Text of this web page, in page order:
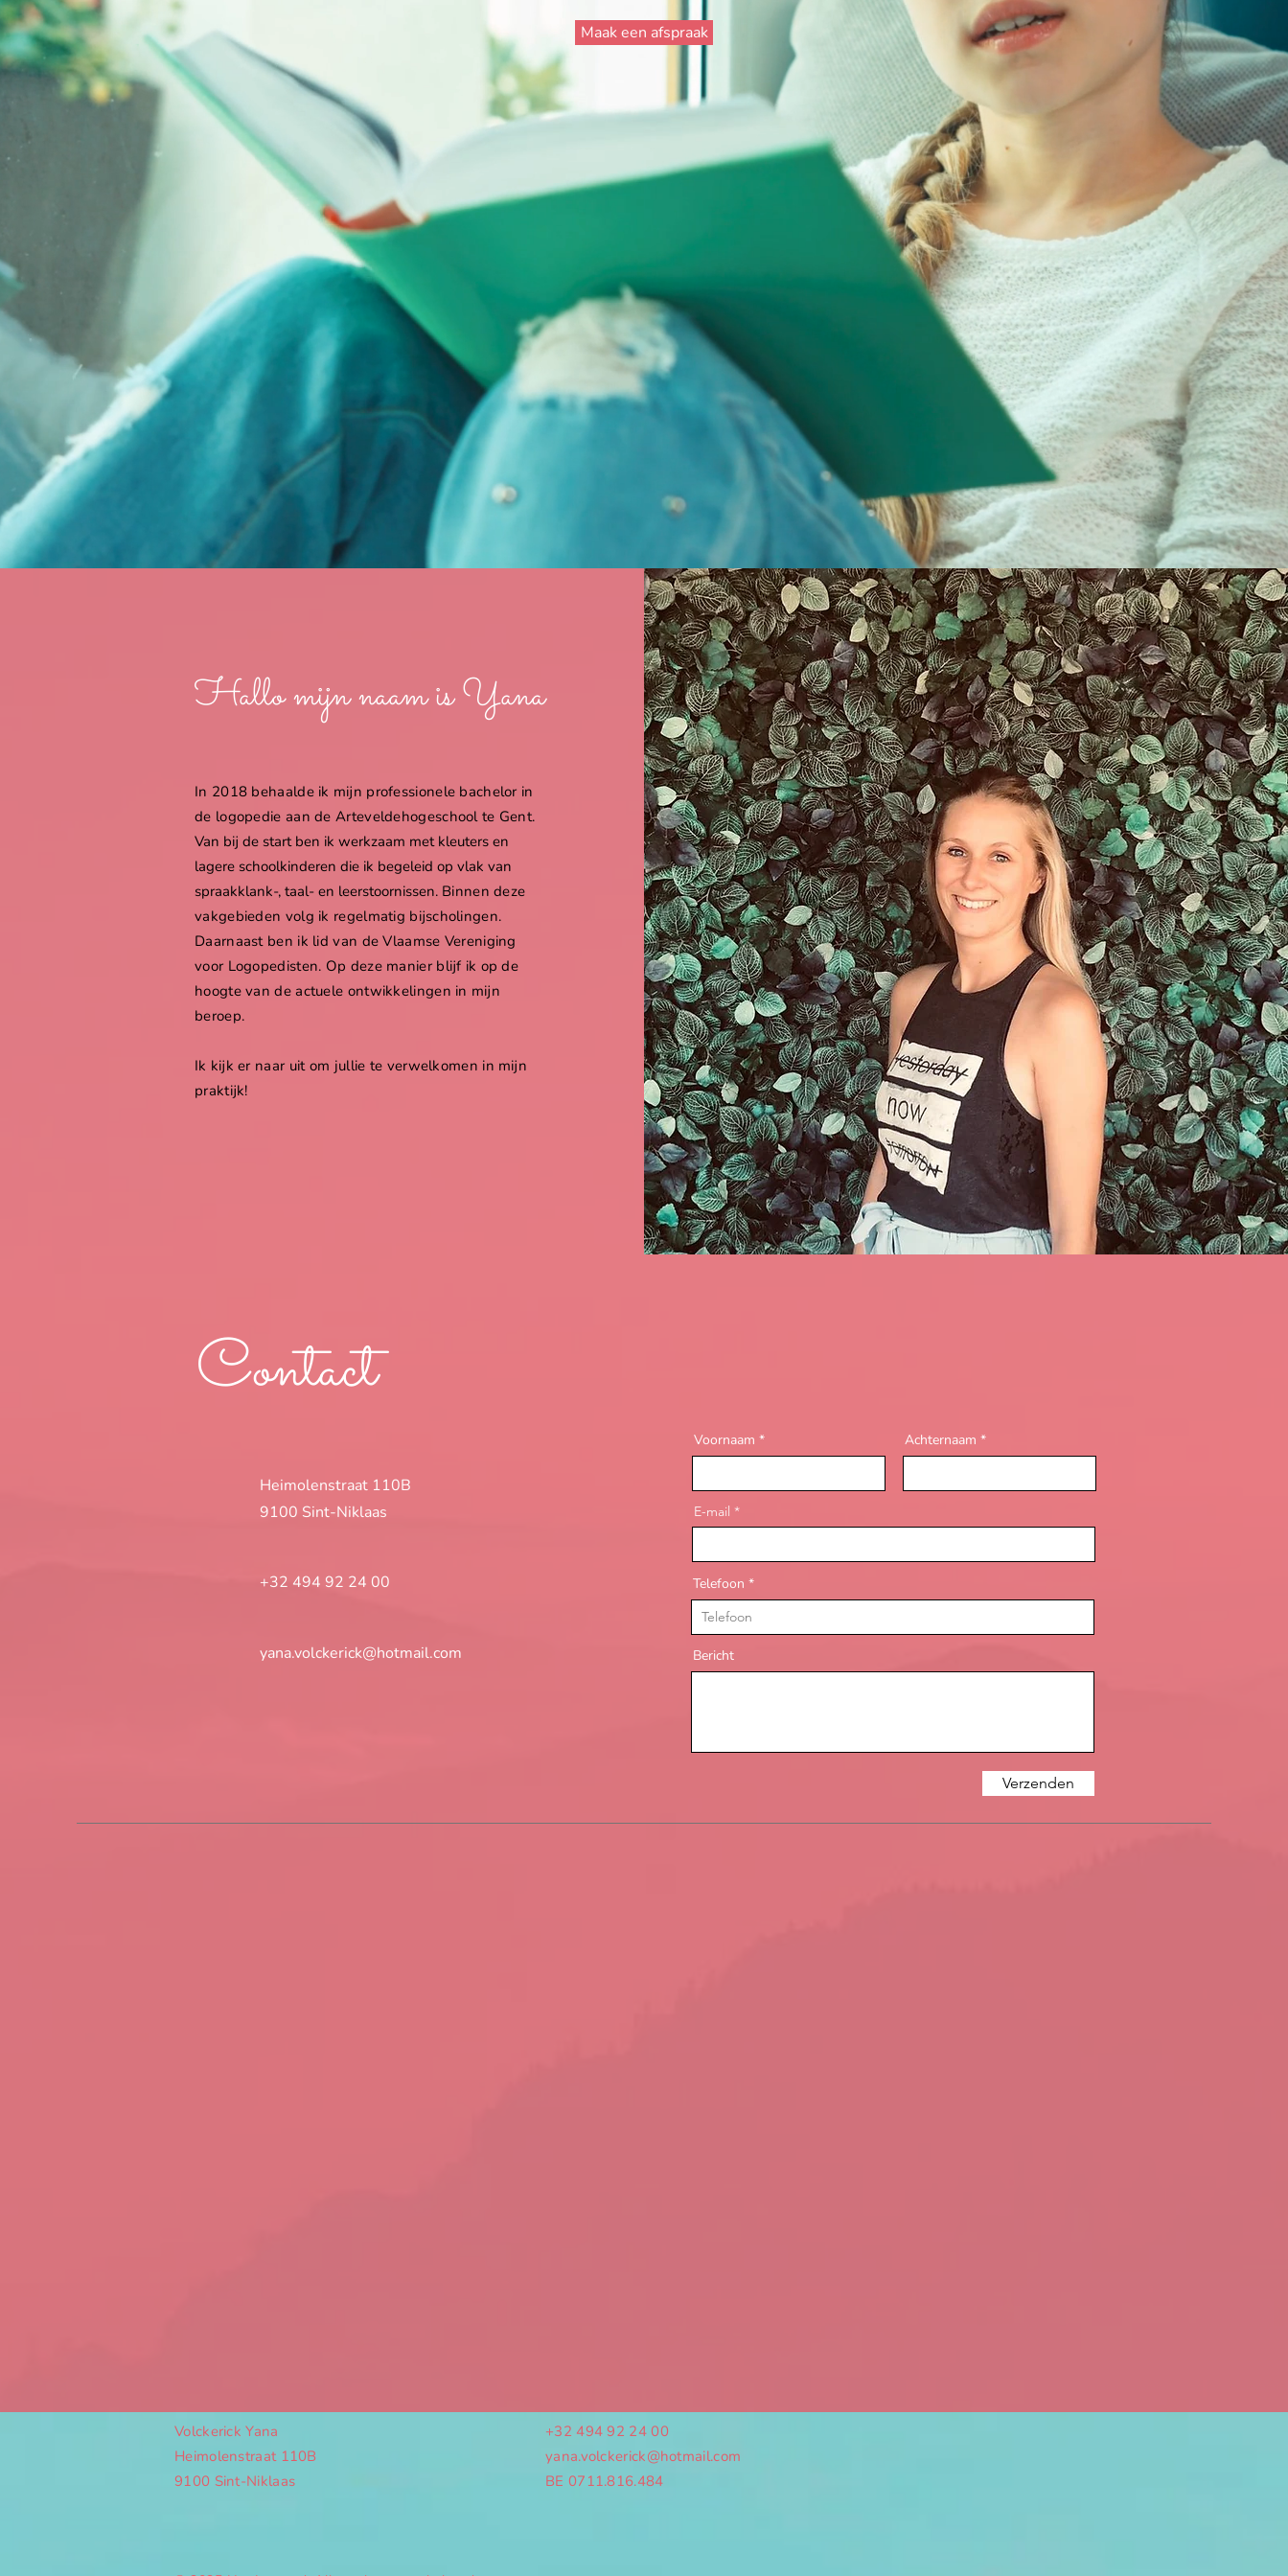
Maak een afspraak
Hallo mijn naam is Yana
In 2018 behaalde ik mijn professionele bachelor in
de logopedie aan de Arteveldehogeschool te Gent.
Van bij de start ben ik werkzaam met kleuters en
lagere schoolkinderen die ik begeleid op vlak van
spraakklank-, taal- en leerstoornissen. Binnen deze
vakgebieden volg ik regelmatig bijscholingen.
Daarnaast ben ik lid van de Vlaamse Vereniging
voor Logopedisten. Op deze manier blijf ik op de
hoogte van de actuele ontwikkelingen in mijn
beroep.
Ik kijk er naar uit om jullie te verwelkomen in mijn
praktijk!
Contact
Heimolenstraat 110B
9100 Sint-Niklaas
+32 494 92 24 00
yana.volckerick@hotmail.com
Voornaam Achternaam
E-mail
Telefoon
Bericht
Verzenden
Volckerick Yana
Heimolenstraat 110B
9100 Sint-Niklaas
+32 494 92 24 00
yana.volckerick@hotmail.com
BE 0711.816.484